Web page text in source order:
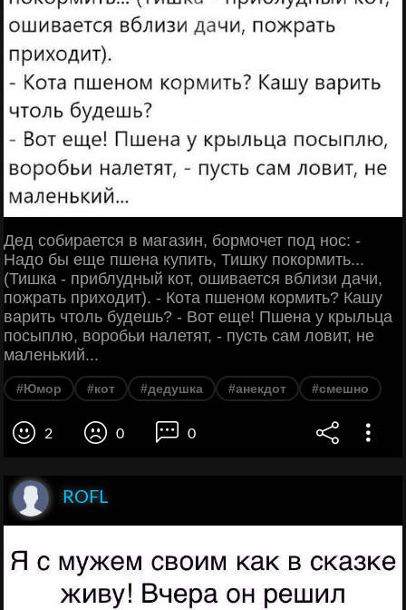
Дед собирается в магазин, бормочет под нос: -
Надо бы еще пшена купить, Тишку покормить...
(Тишка - приблудный кот, ошивается вблизи дачи,
пожрать приходит). - Кота пшеном кормить? Кашу
варить чтоль будешь? - Вот еще! Пшена у крыльца
посыплю, воробьи налетят, - пусть сам ловит, не
маленький...
#Юмор #кот #дедушка #анекдот #смешно
2 0 0
ROFL